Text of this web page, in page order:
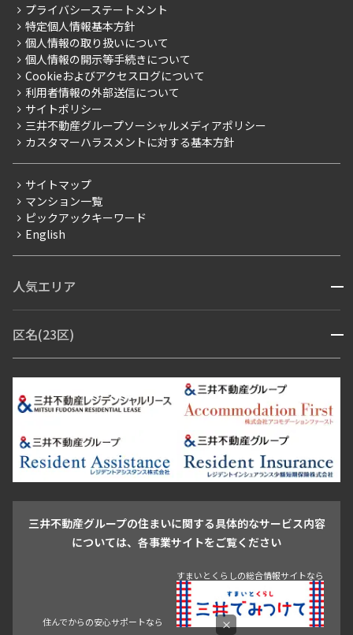
こだわりから探す
こだわり一覧
プレミアムマンション
新築
当社限定（港区・渋谷区）
当社限定（港区・渋谷区以外）
三井不動産企画
賃料改定
フリーレント
ペット可
ブランドマンション
ご入居・提携サービス
お部屋探しからご契約まで
よくあるご質問
社宅紹介
【仲介会社様向け】当社仲介事業部取り扱い物件入居申込
会社情報
事業案内
採用情報
ニュースリリース
お問い合わせ
プライバシーステートメント
特定個人情報基本方針
個人情報の取り扱いについて
個人情報の開示等手続きについて
Cookieおよびアクセスログについて
利用者情報の外部送信について
サイトポリシー
三井不動産グループソーシャルメディアポリシー
カスタマーハラスメントに対する基本方針
サイトマップ
マンション一覧
ピックアックキーワード
English
人気エリア 開閉
青山・表参道・原宿
市ヶ谷・神楽坂・飯田橋
三田・芝・浜松町
芝浦・汐留・品川
月島・勝どき・豊洲
本郷・春日・小石川
目白・高田馬場・早稲田
池尻大橋・三軒茶屋
祐天寺・学芸大学・自由が丘
駒沢・用賀・二子玉川
成城・砧
池袋・板橋・王子
青山 渋谷 東京・大手町 新宿 品川
目黒・中目黒
区名(23区) 開閉
江東区 台東区 墨田区
中野区
豊島区
杉並区 板橋区 練馬区 荒川区
足立区
葛飾区
江戸川区
三井不動産グループの住まいに関する具体的なサービス内容
については、各事業サイトをご覧ください
すまいとくらしの総合情報サイトなら
×